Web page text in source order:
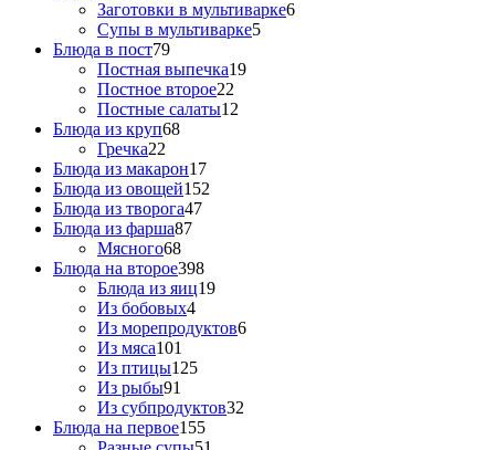
Заготовки в мультиварке6
Супы в мультиварке5
Блюда в пост79
Постная выпечка19
Постное второе22
Постные салаты12
Блюда из круп68
Гречка22
Блюда из макарон17
Блюда из овощей152
Блюда из творога47
Блюда из фарша87
Мясного68
Блюда на второе398
Блюда из яиц19
Из бобовых4
Из морепродуктов6
Из мяса101
Из птицы125
Из рыбы91
Из субпродуктов32
Блюда на первое155